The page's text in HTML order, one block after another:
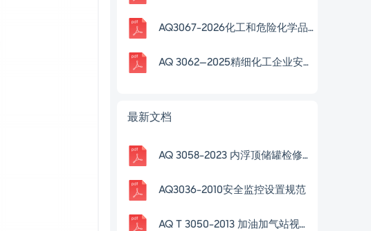
AQ3067-2026化工和危险化学品生产经营企业重大生产安全事故隐患判定准则
AQ 3062—2025精细化工企业安全管理规范
最新文档
AQ 3058-2023 内浮顶储罐检修安全规范
AQ3036-2010安全监控设置规范
AQ T 3050-2013 加油加气站视频安防监控系统技术